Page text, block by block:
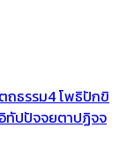
ถธรรม4โพธิปักขิ
อิทัปปัจจยตาปฏิจจ